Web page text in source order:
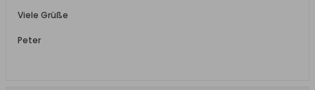
Viele Grüße
Peter